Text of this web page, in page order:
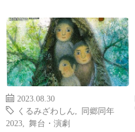
2023.08.30
くるみざわしん
同郷同年
2023
舞台・演劇